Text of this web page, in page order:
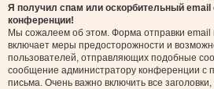
Я получил спам или оскорбительный email
конференции!
Мы сожалеем об этом. Форма отправки
включает меры предосторожности и
пользователей, отправляющих подобные
сообщение администратору конференции с
письма. Очень важно включить все